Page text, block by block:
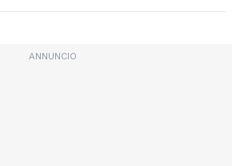
ANNUNCIO